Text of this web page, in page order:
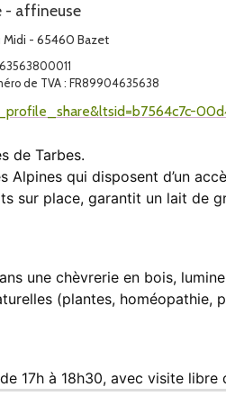
- affineuse
Midi - 65460 Bazet
de TVA : FR89904635638
de Tarbes.
Alpines qui disposent d’un
sur place, garantit un lait de
une chèvrerie en bois,
(plantes, homéopathie,
17h à 18h30, avec visite libre